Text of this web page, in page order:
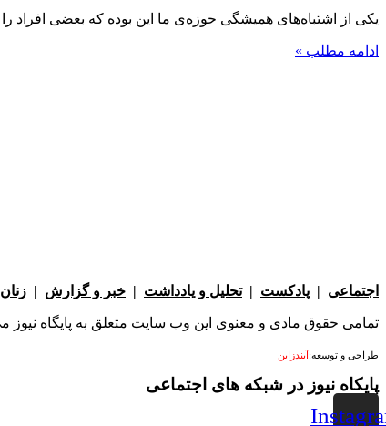
یکی از اشتباه‌های همیشگی حوزه‌ی ما این بوده که بعضی افراد
ادامه مطلب »
اجتماعی | پادکست |تحلیل و یادداشت | خبر و گزارش |
تمامی حقوق مادی و معنوی این وب سایت متعلق به پایگاه نیوز می
طراحی و توسعه: آیندزاین
پایکاه نیوز در شبکه های اجتماعی